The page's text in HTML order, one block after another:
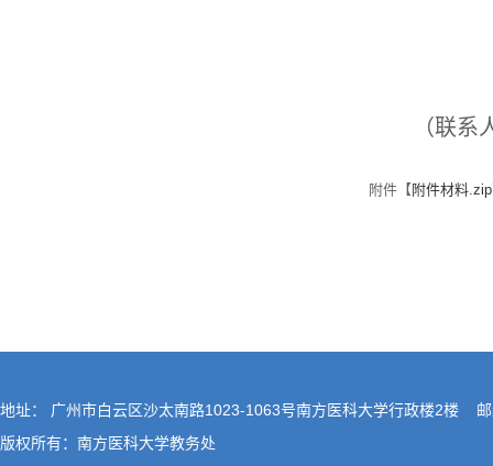
（联系
附件【 附件材料.zip
地址： 广州市白云区沙太南路1023-1063号南方医科大学行政楼2楼
版权所有：南方医科大学教务处